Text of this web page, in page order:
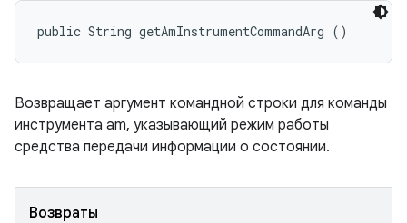
public String getAmInstrumentCommandArg ()
Возвращает аргумент командной строки для команды
инструмента am, указывающий режим работы
средства передачи информации о состоянии.
Возвраты